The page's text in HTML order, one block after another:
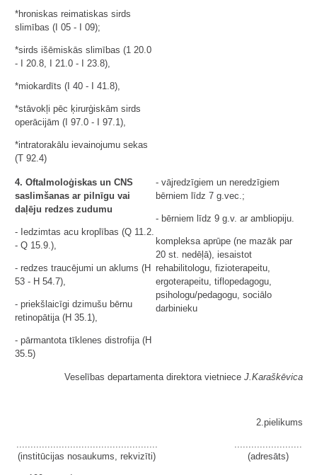
*hroniskas reimatiskas sirds
slimības (I 05 - I 09);
*sirds išēmiskās slimības (1 20.0
- I 20.8, I 21.0 - I 23.8),
*miokardīts (I 40 - I 41.8),
*stāvokļi pēc ķirurģiskām sirds
operācijām (I 97.0 - I 97.1),
*intratorakālu ievainojumu sekas
(T 92.4)
4. Oftalmoloģiskas un CNS
saslimšanas ar pilnīgu vai
daļēju redzes zudumu
- Iedzimtas acu kroplības (Q 11.2.
- Q 15.9.),
- redzes traucējumi un aklums (H
53 - H 54.7),
- priekšlaicīgi dzimušu bērnu
retinopātija (H 35.1),
- pārmantota tīklenes distrofija (H
35.5)
- vājredzīgiem un neredzīgiem
bērniem līdz 7 g.vec.;
- bērniem līdz 9 g.v. ar ambliopiju.
kompleksa aprūpe (ne mazāk par
20 st. nedēļā), iesaistot
rehabilitologu, fizioterapeitu,
ergoterapeitu, tiflopedagogu,
psihologu/pedagogu, sociālo
darbinieku
Veselības departamenta direktora vietniece J.Karaškēvica
2.pielikums
..................................................
........................
(institūcijas nosaukums, rekvizīti)
(adresāts)